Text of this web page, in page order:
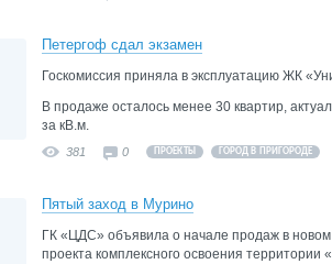
Петергоф сдал экзамен
Госкомиссия приняла в эксплуатацию ЖК
В продаже осталось менее 30 квартир,
за кВ.м.
381 0 ПРОЕКТЫ ГОРОД В ПРИГОРОДЕ
Пятый заход в Мурино
ГК «ЦДС» объявила о начале продаж в
проекта комплексного освоения